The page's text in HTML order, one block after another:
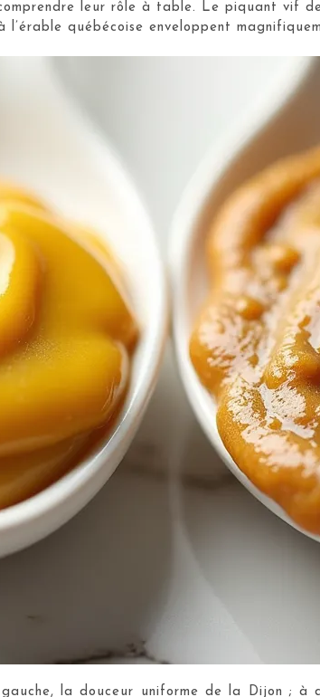
leur rôle à table. Le piquant vif
québécoise enveloppent
la douceur uniforme de la Dijon ; à